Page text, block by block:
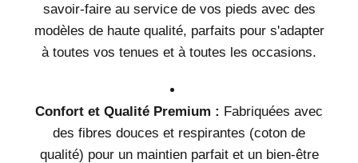
savoir-faire au service de vos pieds avec des
modèles de haute qualité, parfaits pour s'adapter
à toutes vos tenues et à toutes les occasions.
Confort et Qualité Premium : Fabriquées avec
des fibres douces et respirantes (coton de
qualité) pour un maintien parfait et un bien-être